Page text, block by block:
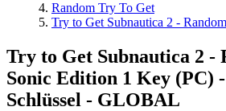
Random Try To Get
Try to Get Subnautica 2 - Random
Try to Get Subnautica 2 -
Sonic Edition 1 Key (PC)
Schlüssel - GLOBAL